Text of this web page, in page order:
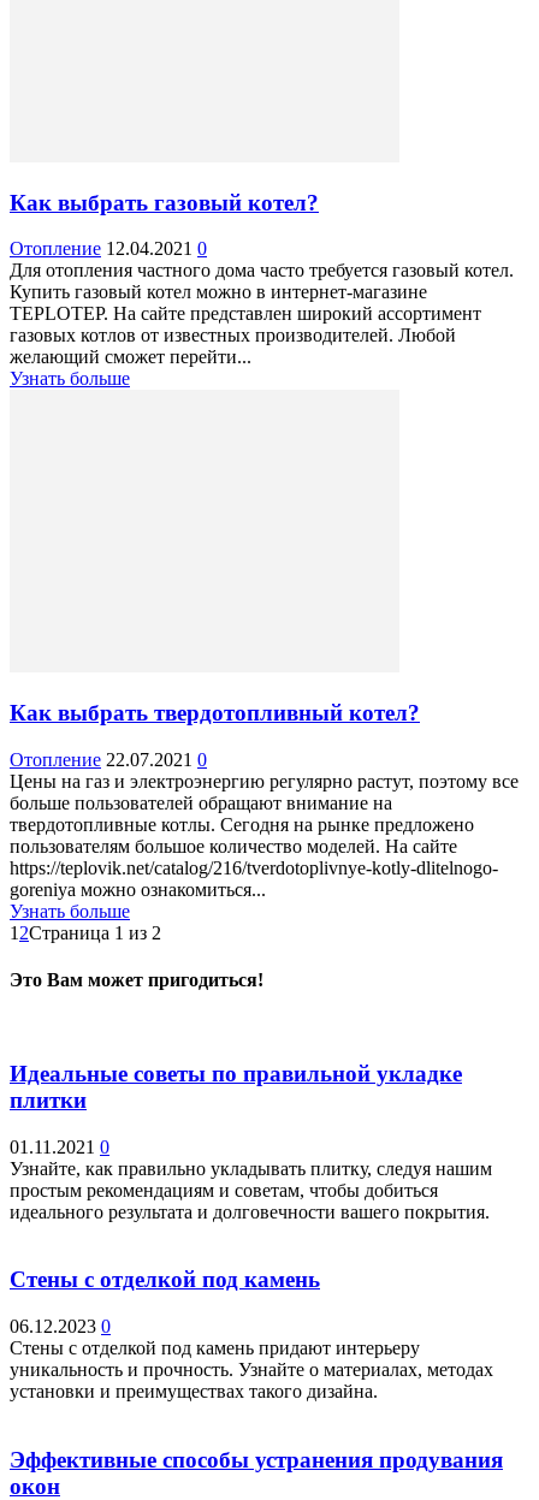
Как выбрать газовый котел?
Отопление 12.04.2021 0
Для отопления частного дома часто требуется газовый котел.
Купить газовый котел можно в интернет-магазине
TEPLOTEP. На сайте представлен широкий ассортимент
газовых котлов от известных производителей. Любой
желающий сможет перейти...
Узнать больше
Как выбрать твердотопливный котел?
Отопление 22.07.2021 0
Цены на газ и электроэнергию регулярно растут, поэтому все
больше пользователей обращают внимание на
твердотопливные котлы. Сегодня на рынке предложено
пользователям большое количество моделей. На сайте
https://teplovik.net/catalog/216/tverdotoplivnye-kotly-dlitelnogo-
goreniya можно ознакомиться...
Узнать больше
1 2Страница 1 из 2
Это Вам может пригодиться!
Идеальные советы по правильной укладке
плитки
01.11.2021 0
Узнайте, как правильно укладывать плитку, следуя нашим
простым рекомендациям и советам, чтобы добиться
идеального результата и долговечности вашего покрытия.
Стены с отделкой под камень
06.12.2023 0
Стены с отделкой под камень придают интерьеру
уникальность и прочность. Узнайте о материалах, методах
установки и преимуществах такого дизайна.
Эффективные способы устранения продувания
окон